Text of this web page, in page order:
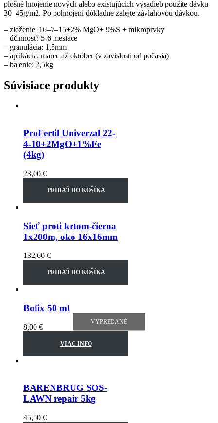
plošné hnojenie nových alebo existujúcich výsadieb použite dávku
30–45g/m2. Po pohnojení dôkladne zalejte závlahovou dávkou.
– zloženie: 16–7–15+2% MgO+ 9%S + mikroprvky
– účinnosť: 5-6 mesiace
– granulácia: 1,5mm
– aplikácia: marec až október (v závislosti od počasia)
– balenie: 2,5kg
Súvisiace produkty
ProFertil Univerzal 22-
4-10+2MgO+1%Fe
(4kg)
23,00 €
PRIDAŤ DO KOŠÍKA
Sieť proti krtom-čierna
1x200m, oko 16x16mm
132,60 €
PRIDAŤ DO KOŠÍKA
VYPREDANÉ
Bofix 50 ml
8,00 €
VIAC INFO
BARENBRUG SOS-
LAWN repair 5kg
45,50 €